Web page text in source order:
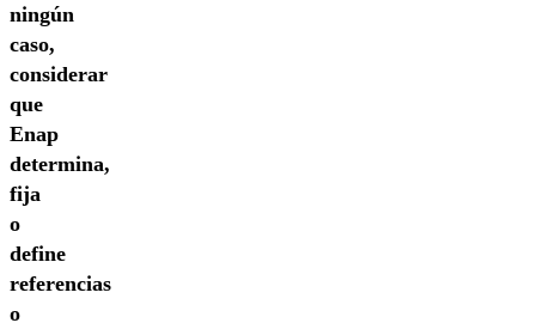
ningún
caso,
considerar
que
Enap
determina,
fija
o
define
referencias
o